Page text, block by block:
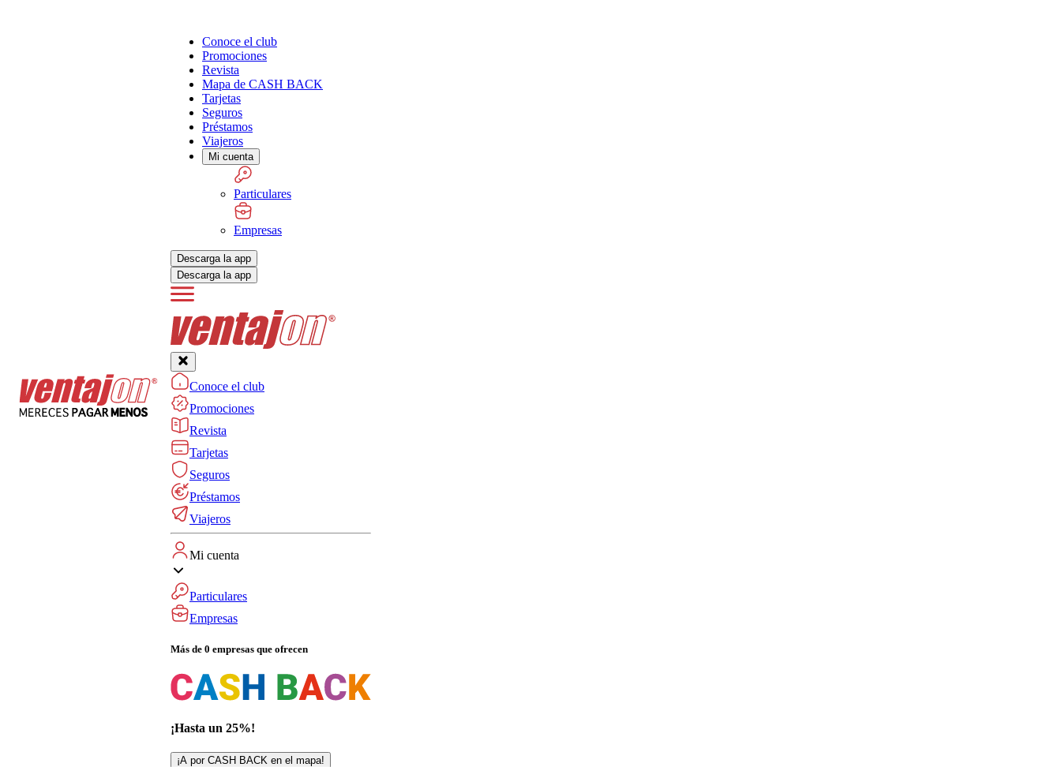
Conoce el club
Promociones
Revista
Mapa de CASH BACK
Tarjetas
Seguros
Préstamos
Viajeros
Mi cuenta
Particulares
Empresas
Descarga la app
Descarga la app
Conoce el club
Promociones
Revista
Tarjetas
Seguros
Préstamos
Viajeros
Mi cuenta
Particulares
Empresas
Más de 0 empresas que ofrecen
¡Hasta un 25%!
¡A por CASH BACK en el mapa!